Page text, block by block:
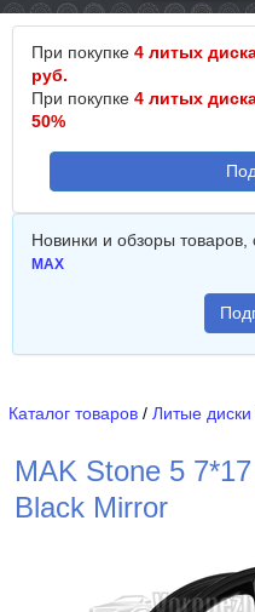
При покупке 4 литых
руб.
При покупке 4 литых
50%
Новинки и обзоры
MAX
Каталог товаров / Литые диски
MAK Stone 5
Black Mirror